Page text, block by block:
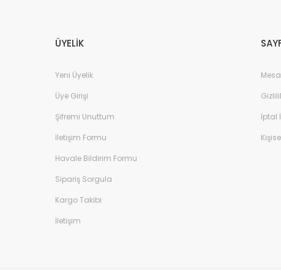
ÜYELİK
Yeni Üyelik
Üye Girişi
Şifremi Unuttum
İletişim Formu
Havale Bildirim Formu
Sipariş Sorgula
Kargo Takibi
İletişim
İptal